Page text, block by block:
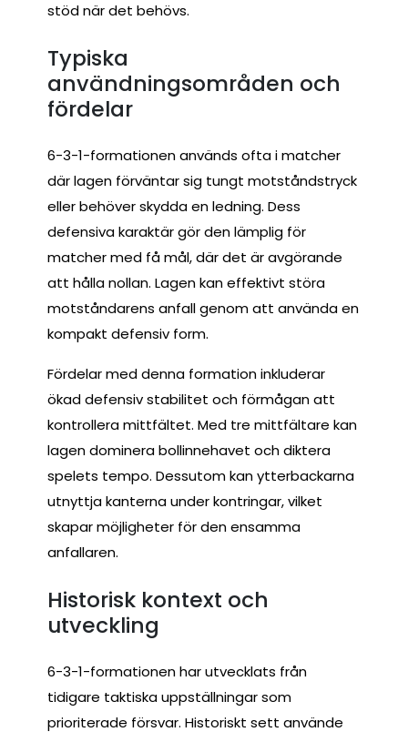
stöd när det behövs.
Typiska
användningsområden och
fördelar
6-3-1-formationen används ofta i matcher
där lagen förväntar sig tungt motståndstryck
eller behöver skydda en ledning. Dess
defensiva karaktär gör den lämplig för
matcher med få mål, där det är avgörande
att hålla nollan. Lagen kan effektivt störa
motståndarens anfall genom att använda en
kompakt defensiv form.
Fördelar med denna formation inkluderar
ökad defensiv stabilitet och förmågan att
kontrollera mittfältet. Med tre mittfältare kan
lagen dominera bollinnehavet och diktera
spelets tempo. Dessutom kan ytterbackarna
utnyttja kanterna under kontringar, vilket
skapar möjligheter för den ensamma
anfallaren.
Historisk kontext och
utveckling
6-3-1-formationen har utvecklats från
tidigare taktiska uppställningar som
prioriterade försvar. Historiskt sett använde